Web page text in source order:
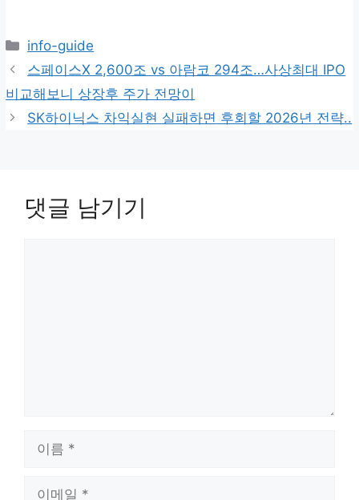
카
테
리
info-guide
스페이스X 2,600조 vs 아람코 294조…사상최대 IPO
비교해보니 상장후 주가 전망이
SK하이닉스 차익실현 실패하면 후회할 2026년 전략..
댓글 남기기